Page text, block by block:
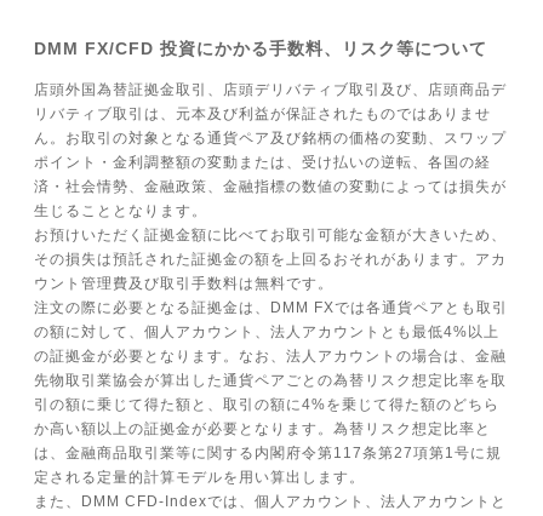
DMM FX/CFD 投資にかかる手数料、リスク等について
店頭外国為替証拠金取引、店頭デリバティブ取引及び、店頭商品デ
リバティブ取引は、元本及び利益が保証されたものではありませ
ん。お取引の対象となる通貨ペア及び銘柄の価格の変動、スワップ
ポイント・金利調整額の変動または、受け払いの逆転、各国の経
済・社会情勢、金融政策、金融指標の数値の変動によっては損失が
生じることとなります。
お預けいただく証拠金額に比べてお取引可能な金額が大きいため、
その損失は預託された証拠金の額を上回るおそれがあります。アカ
ウント管理費及び取引手数料は無料です。
注文の際に必要となる証拠金は、DMM FXでは各通貨ペアとも取引
の額に対して、個人アカウント、法人アカウントとも最低4%以上
の証拠金が必要となります。なお、法人アカウントの場合は、金融
先物取引業協会が算出した通貨ペアごとの為替リスク想定比率を取
引の額に乗じて得た額と、取引の額に4%を乗じて得た額のどちら
か高い額以上の証拠金が必要となります。為替リスク想定比率と
は、金融商品取引業等に関する内閣府令第117条第27項第1号に規
定される定量的計算モデルを用い算出します。
また、DMM CFD-Indexでは、個人アカウント、法人アカウントと